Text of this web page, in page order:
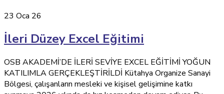
23 Oca 26
İleri Düzey Excel Eğitimi
OSB AKADEMİ’DE İLERİ SEVİYE EXCEL EĞİTİMİ YOĞUN
KATILIMLA GERÇEKLEŞTİRİLDİ Kütahya Organize Sanayi
Bölgesi, çalışanların mesleki ve kişisel gelişimine katkı